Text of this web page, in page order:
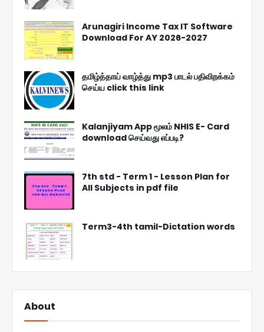
Arunagiri Income Tax IT Software
Download For AY 2026-2027
தமிழ்த்தாய் வாழ்த்து mp3 பாடல் பதிவிறக்கம்
செய்ய click this link
Kalanjiyam App மூலம் NHIS E- Card
download செய்வது எப்படி?
7th std - Term 1 - Lesson Plan for
All Subjects in pdf file
Term3-4th tamil-Dictation words
About